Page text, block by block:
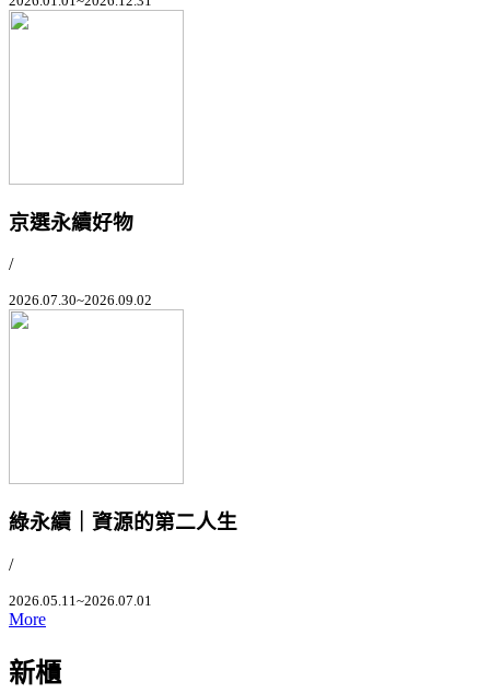
京選永續好物
/
2026.07.30~2026.09.02
綠永續｜資源的第二人生
/
2026.05.11~2026.07.01
More
新櫃